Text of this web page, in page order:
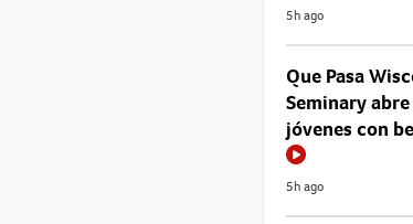
5h ago
Que Pasa
Seminary
jóvenes con
5h ago